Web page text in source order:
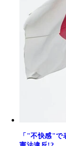
「"不快感"で